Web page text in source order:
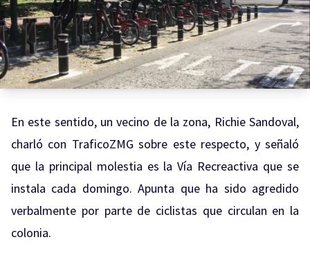
En este sentido, un vecino de la zona, Richie Sandoval,
charló con TraficoZMG sobre este respecto, y señaló
que la principal molestia es la Vía Recreactiva que se
instala cada domingo. Apunta que ha sido agredido
verbalmente por parte de ciclistas que circulan en la
colonia.